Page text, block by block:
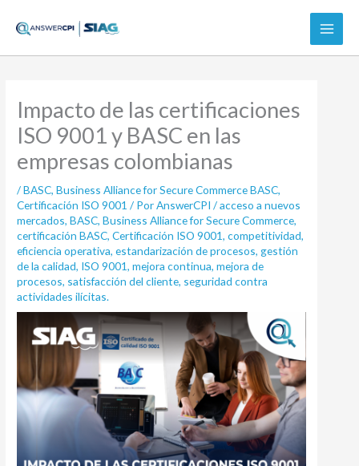
Impacto de las certificaciones
ISO 9001 y BASC en las
empresas colombianas
/BASC,Business Alliance for Secure Commerce BASC,
Certificación ISO 9001 / PorAnswerCPI/acceso a nuevos
mercados,BASC,Business Alliance for Secure Commerce,
certificación BASC,Certificación ISO 9001,competitividad,
eficiencia operativa,estandarización de procesos,gestión
de la calidad, ISO 9001,mejora continua,mejora de
procesos, satisfacción del cliente, seguridad contra
actividades ilícitas.